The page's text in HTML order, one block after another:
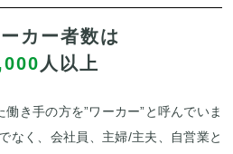
カー者数は
人以上
き手の方を”ワーカー”と呼んでいま
なく、会社員、主婦/主夫、自営業と